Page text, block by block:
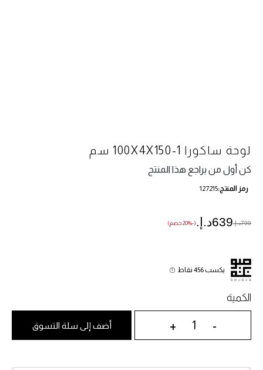
لوحة ساكورا 1-100X4X150 سم
كن أول من يراجع هذا المنتج
رمز المنتج 127215
639د.إ.‏ (-20% خصم) 799د.إ.‏
الكمية
-
+ أضف إلى سلة التسوق
يكسب 456 نقاط